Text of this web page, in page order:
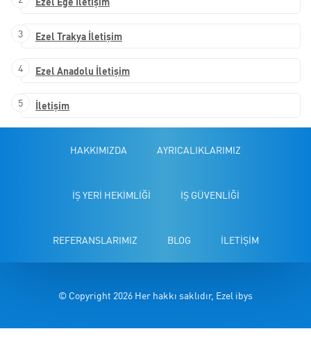
3 Ezel Trakya İletişim
4 Ezel Anadolu İletişim
5 İletişim
HAKKIMIZDA AYRICALIKLARIMIZ
İŞ YERİ HEKİMLİĞİ İŞ GÜVENLİĞİ
REFERANSLARIMIZ BLOG İLETİŞİM
© Copyright 2026 Her hakkı saklıdır, Ezel ibys